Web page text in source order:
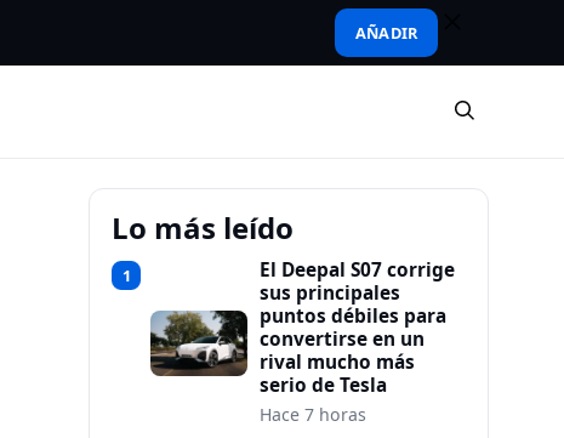
AÑADIR
Lo más leído
1
El Deepal S07 corrige
sus principales
puntos débiles para
convertirse en un
rival mucho más
serio de Tesla
Hace 7 horas